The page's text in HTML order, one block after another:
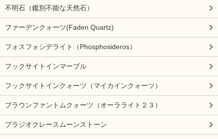
不明石（鑑別不能な天然石）
ファーデンクォーツ(Faden Quartz)
フォスフォシデライト（Phosphosideros）
フックサイトインマーブル
フックサイトインクォーツ（マイカインクォーツ）
ブラウンファントムクォーツ（オーラライト２３）
プラジオクレースムーンストーン